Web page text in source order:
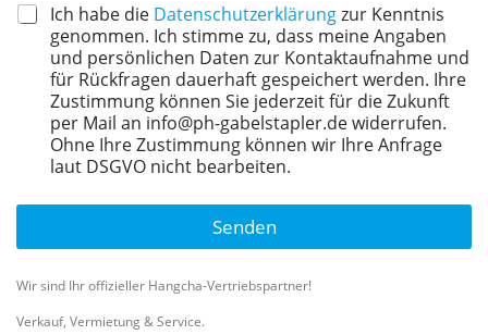
Ich habe die Datenschutzerklärungzur Kenntnis
genommen. Ich stimme zu, dass meine Angaben
und persönlichen Daten zur Kontaktaufnahme und
für Rückfragen dauerhaft gespeichert werden. Ihre
Zustimmung können Sie jederzeit für die Zukunft
per Mail an info@ph-gabelstapler.de widerrufen.
Ohne Ihre Zustimmung können wir Ihre Anfrage
laut DSGVO nicht bearbeiten.
Senden
lt
r
Wir sind Ihr offizieller Hangcha-Vertriebspartner!
Verkauf, Vermietung & Service.